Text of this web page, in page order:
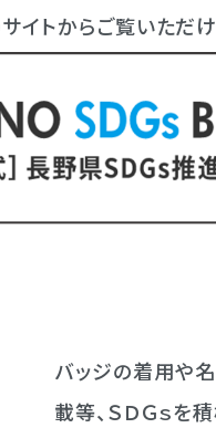
イトからご覧いただけ
バッジの着用や
載等、ＳＤＧｓ